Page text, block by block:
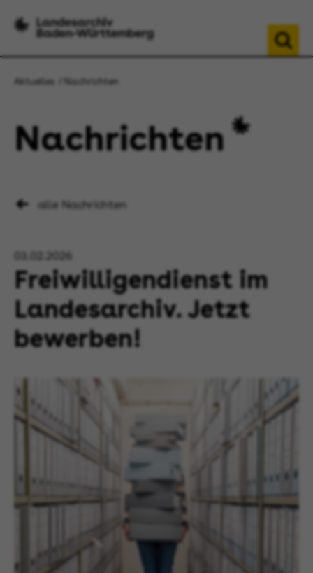
Aktuelles Nachrichten
Nachrichten
alle Nachrichten
03.02.2026
Freiwilligendienst im
Landesarchiv. Jetzt
bewerben!